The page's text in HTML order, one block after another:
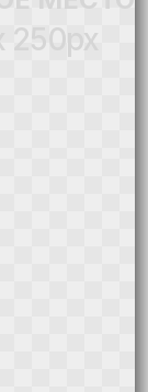
250px